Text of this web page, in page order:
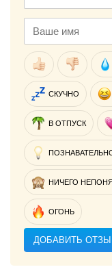
СКУЧНО
В ОТПУСК
НИЧЕГО
ОГОНЬ
ДОБАВИТЬ